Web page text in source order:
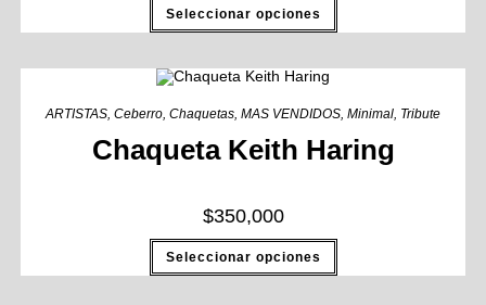
Seleccionar opciones
ARTISTAS, Ceberro, Chaquetas, MAS VENDIDOS, Minimal, Tribute
Chaqueta Keith Haring
$350,000
Seleccionar opciones